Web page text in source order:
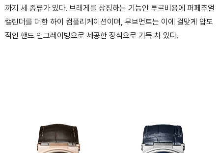
까지 세 종류가 있다. 브레게를 상징하는 기능인 투르비용에 퍼페추얼
캘린더를 더한 하이 컴플리케이션이며, 무브먼트는 이에 걸맞게 압도
적인 핸드 인그레이빙으로 세공한 장식으로 가득 차 있다.